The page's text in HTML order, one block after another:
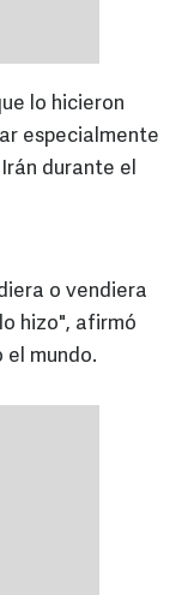
lo hicieron
especialmente
durante el
o vendiera
hizo", afirmó
mundo.